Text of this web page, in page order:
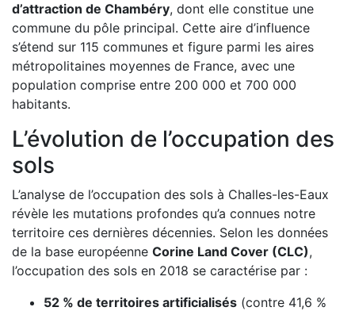
d’attraction de Chambéry, dont elle constitue une
commune du pôle principal. Cette aire d’influence
s’étend sur 115 communes et figure parmi les aires
métropolitaines moyennes de France, avec une
population comprise entre 200 000 et 700 000
habitants.
L’évolution de l’occupation des
sols
L’analyse de l’occupation des sols à Challes-les-Eaux
révèle les mutations profondes qu’a connues notre
territoire ces dernières décennies. Selon les données
de la base européenne Corine Land Cover (CLC),
l’occupation des sols en 2018 se caractérise par :
52 % de territoires artificialisés (contre 41,6 %